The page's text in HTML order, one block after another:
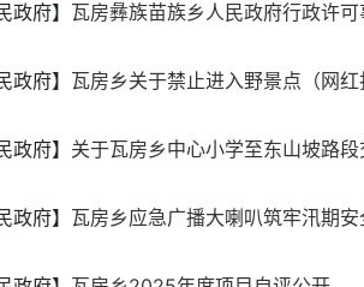
政府】 瓦房彝族苗族乡人民政府行政许
政府】 瓦房乡关于禁止进入野景点（网
政府】 关于瓦房乡中心小学至东山坡路
政府】 瓦房乡应急广播大喇叭筑牢汛期安